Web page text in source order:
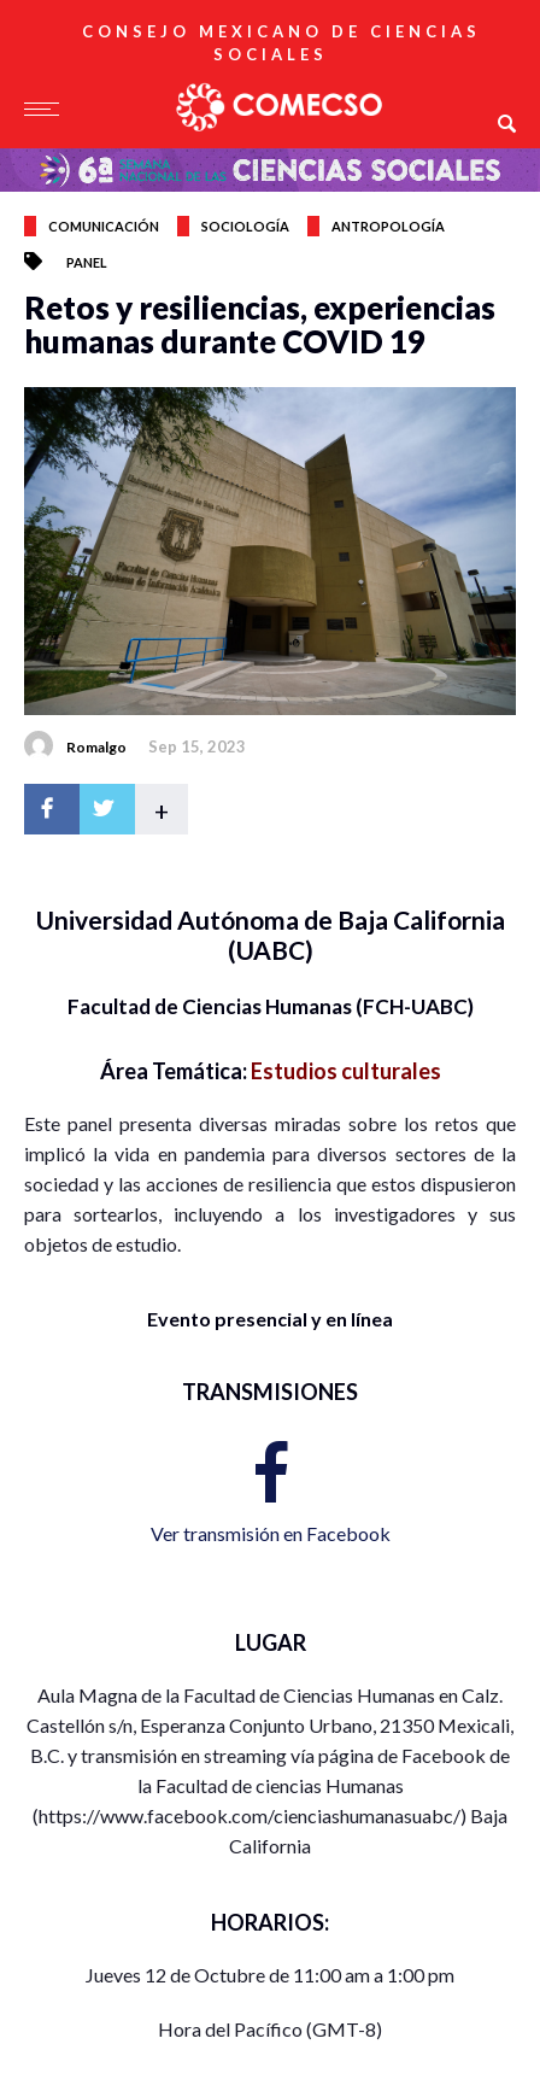
CONSEJO MEXICANO DE CIENCIAS
SOCIALES
COMUNICACIÓN SOCIOLOGÍA ANTROPOLOGÍA
PANEL
Retos y resiliencias, experiencias
humanas durante COVID 19
Romalgo Sep 15, 2023
+
Universidad Autónoma de Baja California
(UABC)
Facultad de Ciencias Humanas (FCH-UABC)
Área Temática:Estudios culturales
Este panel presenta diversas miradas sobre los retos que
implicó la vida en pandemia para diversos sectores de la
sociedad y las acciones de resiliencia que estos dispusieron
para sortearlos, incluyendo a los investigadores y sus
objetos de estudio.
Evento presencial y en línea
TRANSMISIONES
Ver transmisión en Facebook
LUGAR
Aula Magna de la Facultad de Ciencias Humanas en Calz.
Castellón s/n, Esperanza Conjunto Urbano, 21350 Mexicali,
B.C. y transmisión en streaming vía página de Facebook de
la Facultad de ciencias Humanas
(https://www.facebook.com/cienciashumanasuabc/) Baja
California
HORARIOS:
Jueves 12 de Octubre de 11:00 am a 1:00 pm
Hora del Pacífico (GMT-8)